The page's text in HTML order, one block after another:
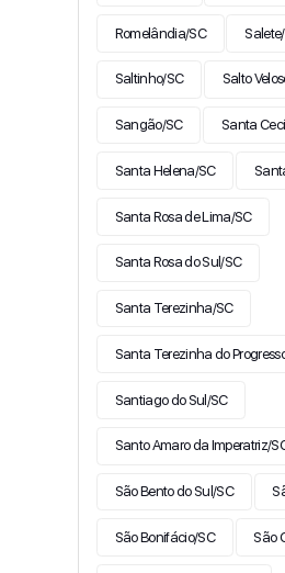
Romelândia/SC
Saltinho/SC Salto
Sangão/SC Santa
Santa Helena/SC
Santa Rosa de Lima/SC
Santa Rosa do Sul/SC
Santa Terezinha/SC
Santa Terezinha do
Santiago do Sul/SC
Santo Amaro da Imperatriz/
São Bento do Sul/SC
São Bonifácio/SC São